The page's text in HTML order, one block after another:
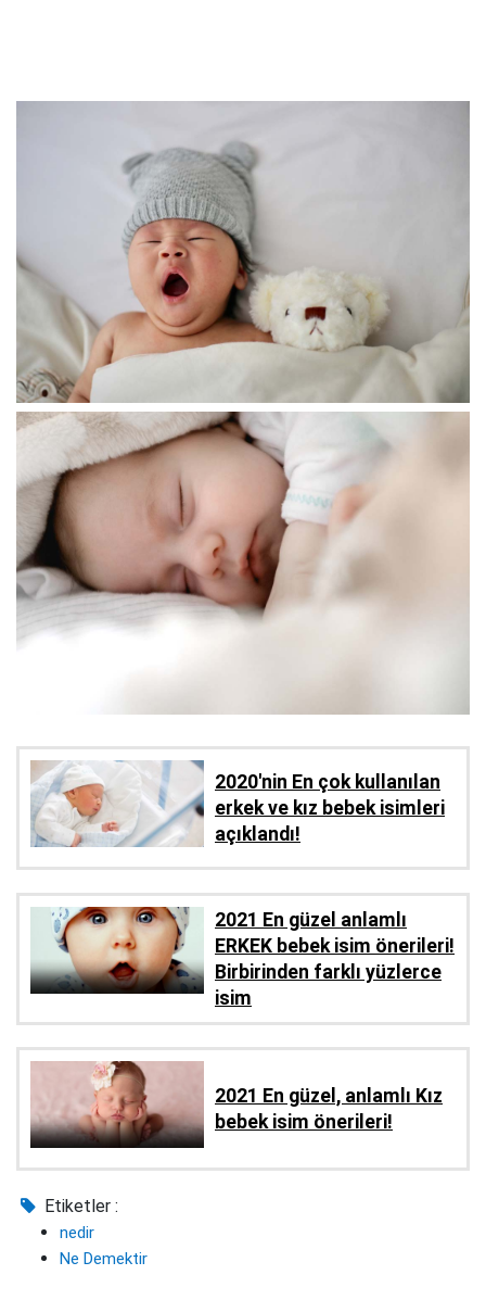
2020'nin En çok kullanılan
erkek ve kız bebek isimleri
açıklandı!
2021 En güzel anlamlı
ERKEK bebek isim önerileri!
Birbirinden farklı yüzlerce
isim
2021 En güzel, anlamlı Kız
bebek isim önerileri!
Etiketler :
nedir
Ne Demektir